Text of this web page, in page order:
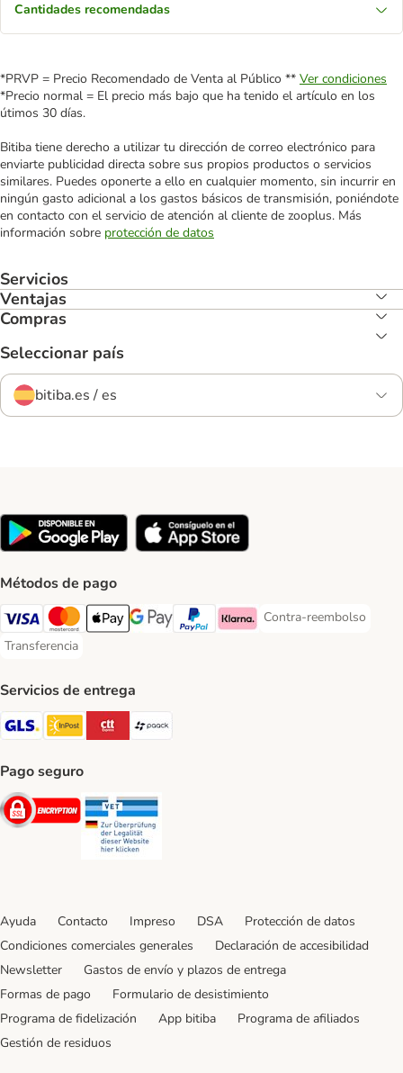
Cantidades recomendadas
*PRVP = Precio Recomendado de Venta al Público ** Ver condiciones
*Precio normal = El precio más bajo que ha tenido el artículo en los
útimos 30 días.
Bitiba tiene derecho a utilizar tu dirección de correo electrónico para
enviarte publicidad directa sobre sus propios productos o servicios
similares. Puedes oponerte a ello en cualquier momento, sin incurrir en
ningún gasto adicional a los gastos básicos de transmisión, poniéndote
en contacto con el servicio de atención al cliente de zooplus. Más
información sobre protección de datos
Servicios
Ventajas
Compras
Seleccionar país
bitiba.es / es
Métodos de pago
Visa Payment Method
Mastercard Payment Method
Apple Pay Payment Method
Google Pay Payment Method
PayPal Payment Method
Klarna Payment Method
Contra-reembolso
Contra-reembolso
Transferencia
Transferencia Payment Method
Servicios de entrega
GLS Shipping Method
InPost Shipping Method
CTTExpress Shipping Method
paack Shipping Method
Pago seguro
Security
Ayuda Contacto Impreso DSA
Protección de datos
Condiciones comerciales generales
Declaración de accesibilidad
Newsletter
Gastos de envío y plazos de entrega
Formas de pago
Formulario de desistimiento
Programa de fidelización
App bitiba
Programa de afiliados
Gestión de residuos